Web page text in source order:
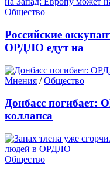
Общество
Российские
ОРДЛО едут на
Мнения /Общество
Донбасс погибает:
коллапса
Общество